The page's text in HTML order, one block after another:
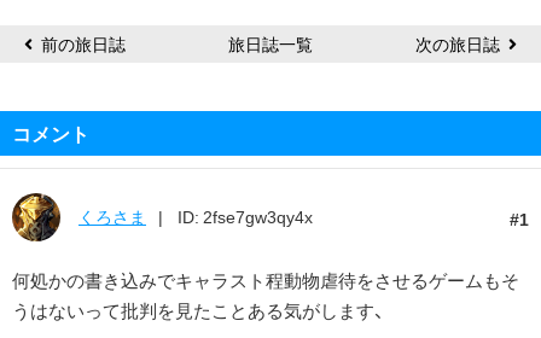
前の旅日誌 旅日誌一覧 次の旅日誌
コメント
1
くろさま ID: 2fse7gw3qy4x
何処かの書き込みでキャラスト程動物虐待をさせるゲームもそ
うはないって批判を見たことある気がします、